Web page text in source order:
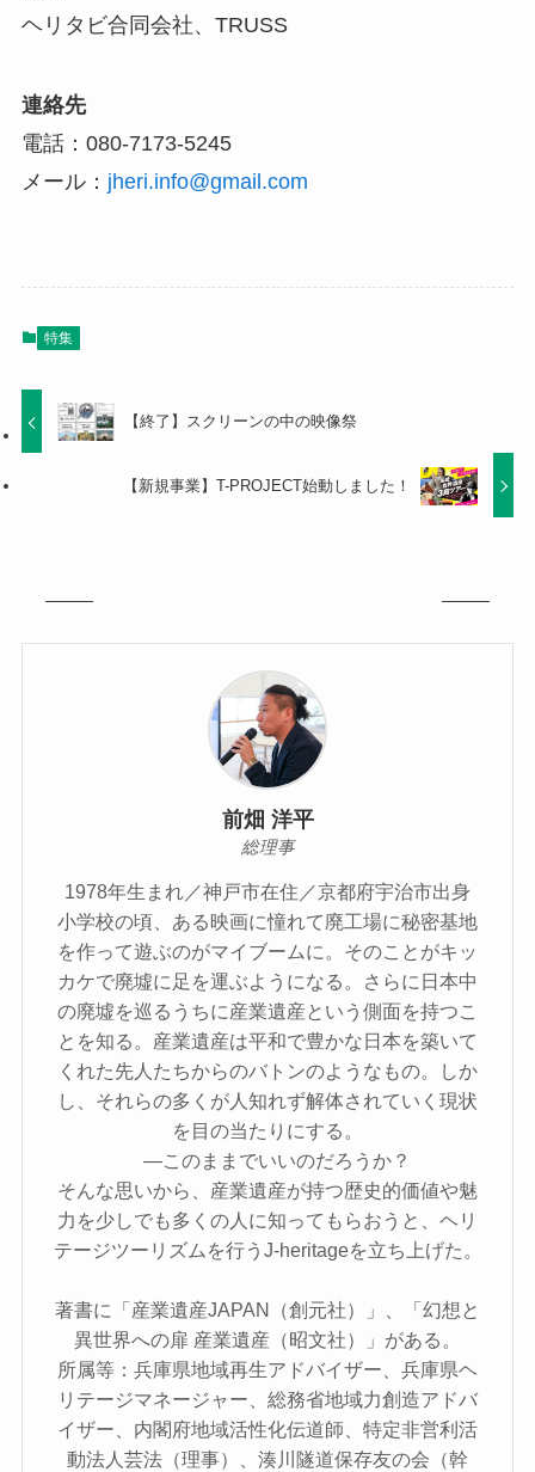
ヘリタビ合同会社、TRUSS
連絡先
電話：080-7173-5245
メール： jheri.info@gmail.com
特集
【終了】スクリーンの中の映像祭
【新規事業】T-PROJECT始動しました！
前畑 洋平
総理事
1978年生まれ／神戸市在住／京都府宇治市出身
小学校の頃、ある映画に憧れて廃工場に秘密基地
を作って遊ぶのがマイブームに。そのことがキッ
カケで廃墟に足を運ぶようになる。さらに日本中
の廃墟を巡るうちに産業遺産という側面を持つこ
とを知る。産業遺産は平和で豊かな日本を築いて
くれた先人たちからのバトンのようなもの。しか
し、それらの多くが人知れず解体されていく現状
を目の当たりにする。
―このままでいいのだろうか？
そんな思いから、産業遺産が持つ歴史的価値や魅
力を少しでも多くの人に知ってもらおうと、ヘリ
テージツーリズムを行うJ-heritageを立ち上げた。
著書に「産業遺産JAPAN（創元社）」、「幻想と
異世界への扉 産業遺産（昭文社）」がある。
所属等：兵庫県地域再生アドバイザー、兵庫県ヘ
リテージマネージャー、総務省地域力創造アドバ
イザー、内閣府地域活性化伝道師、特定非営利活
動法人芸法（理事）、湊川隧道保存友の会（幹